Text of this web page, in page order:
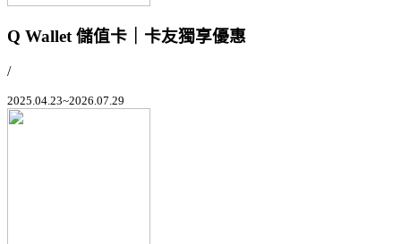
Q Wallet 儲值卡｜卡友獨享優惠
/
2025.04.23~2026.07.29